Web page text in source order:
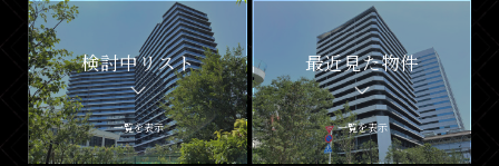
検討中リスト
一覧を表示
最近見た物件
一覧を表示